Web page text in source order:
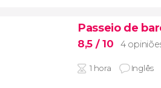
Passeio de
8,5 / 10 4
1 hora Inglês